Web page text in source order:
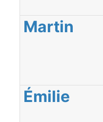
Martin
Émilie